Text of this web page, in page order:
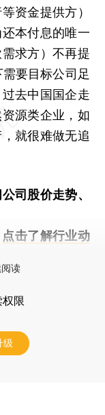
资金提供方）
本付息的唯一
求方）不再提
要目标公司足
去中国国企走
源类企业，如
就很难做无追
司股价走势、
点击了解行业动
读
权限
级